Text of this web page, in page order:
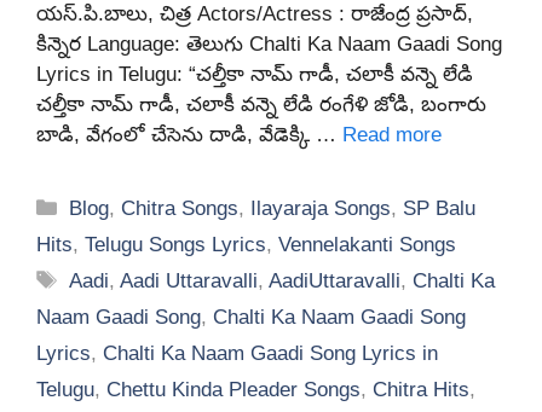
యస్.పి.బాలు, చిత్ర Actors/Actress : రాజేంద్ర ప్రసాద్,
కిన్నెర Language: తెలుగు Chalti Ka Naam Gaadi Song
Lyrics in Telugu: “చల్తీకా నామ్ గాడీ, చలాకీ వన్నె లేడి
చల్తీకా నామ్ గాడీ, చలాకీ వన్నె లేడి రంగేళి జోడి, బంగారు
బాడి, వేగంలో చేసెను దాడి, వేడెక్కి … Read more
Categories
Blog, Chitra Songs, Ilayaraja Songs, SP Balu
Hits, Telugu Songs Lyrics, Vennelakanti Songs
Tags
Aadi,Aadi Uttaravalli,AadiUttaravalli, Chalti Ka
Naam Gaadi Song, Chalti Ka Naam Gaadi Song
Lyrics, Chalti Ka Naam Gaadi Song Lyrics in
Telugu, Chettu Kinda Pleader Songs, Chitra Hits,